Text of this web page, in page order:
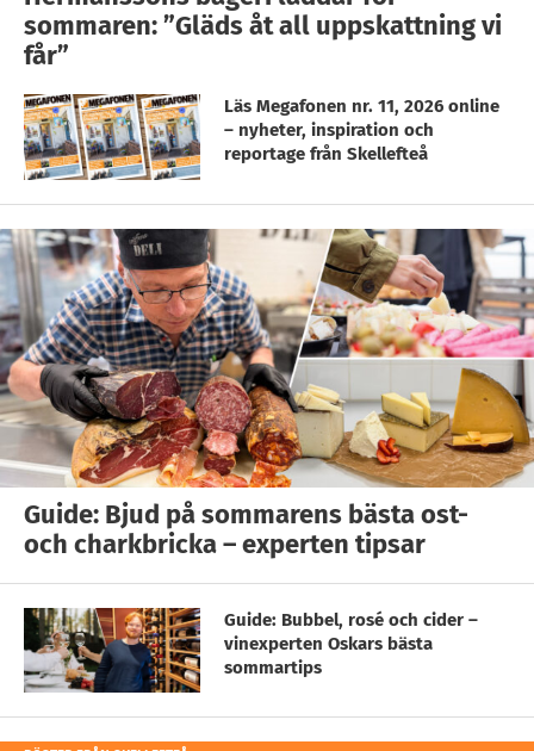
sommaren: ”Gläds åt all uppskattning vi
får”
Läs Megafonen nr. 11, 2026 online
– nyheter, inspiration och
reportage från Skellefteå
Guide: Bjud på sommarens bästa ost-
och charkbricka – experten tipsar
Guide: Bubbel, rosé och cider –
vinexperten Oskars bästa
sommartips